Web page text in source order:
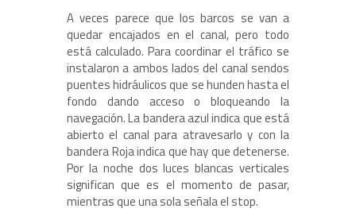
A veces parece que los barcos se van a
quedar encajados en el canal, pero todo
está calculado. Para coordinar el tráfico se
instalaron a ambos lados del canal sendos
puentes hidráulicos que se hunden hasta el
fondo dando acceso o bloqueando la
navegación. La bandera azul indica que está
abierto el canal para atravesarlo y con la
bandera Roja indica que hay que detenerse.
Por la noche dos luces blancas verticales
significan que es el momento de pasar,
mientras que una sola señala el stop.